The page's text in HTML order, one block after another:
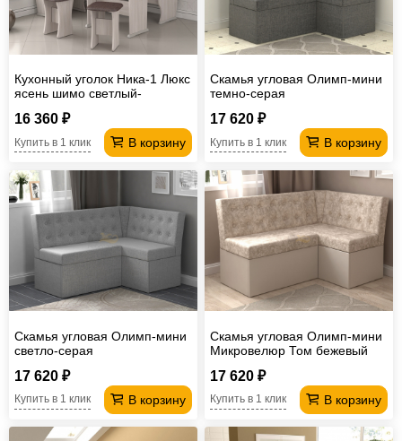
Кухонный уголок Ника-1 Люкс
ясень шимо светлый-
16 360 ₽
В корзину
Купить в 1 клик
Скамья угловая Олимп-мини
темно-серая
17 620 ₽
В корзину
Купить в 1 клик
Скамья угловая Олимп-мини
светло-серая
17 620 ₽
В корзину
Купить в 1 клик
Скамья угловая Олимп-мини
Микровелюр Том бежевый
17 620 ₽
В корзину
Купить в 1 клик